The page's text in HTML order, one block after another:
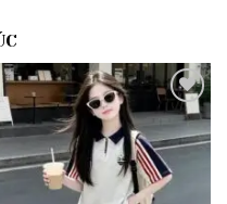
Add to
wishlist